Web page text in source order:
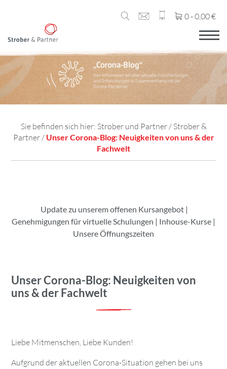
0 -0,00€
Sie befinden sich hier: Strober und Partner/ Strober &
Partner/ Unser Corona-Blog: Neuigkeiten von uns & der
Fachwelt
Update zu unserem offenen Kursangebot |
Genehmigungen für virtuelle Schulungen | Inhouse-Kurse |
Unsere Öffnungszeiten
Unser Corona-Blog: Neuigkeiten von
uns & der Fachwelt
Liebe Mitmenschen, Liebe Kunden!
Aufgrund der aktuellen Corona-Situation gehen bei uns